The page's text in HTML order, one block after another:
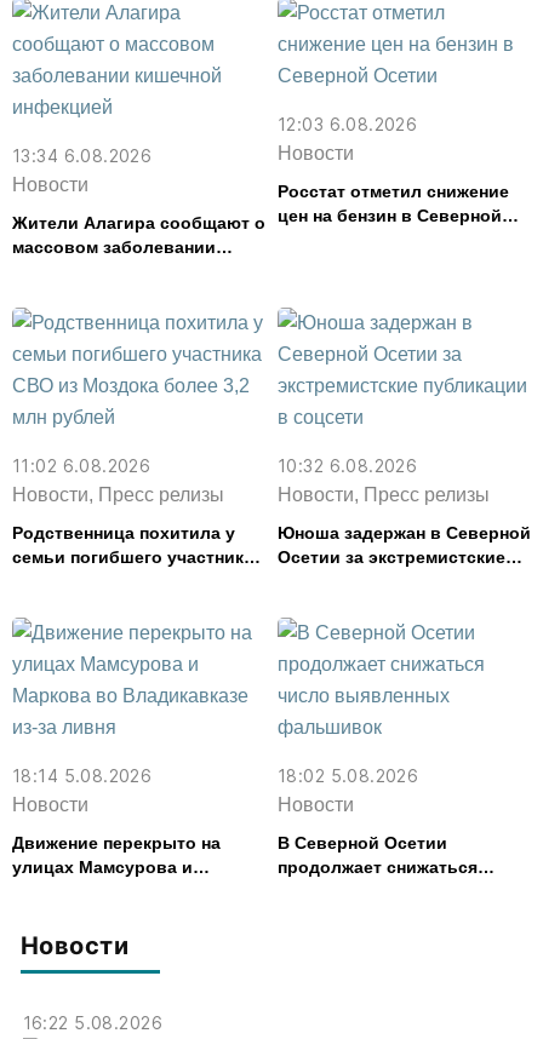
Новости
16:22 5.08.2026
13:34 6.08.2026
Новости
Жители Алагира сообщают о
массовом заболевании
12:03 6.08.2026
Новости
Росстат отметил снижение
цен на бензин в Северной
11:02 6.08.2026
Новости, Пресс релизы
Родственница похитила у
семьи погибшего участника
10:32 6.08.2026
Новости, Пресс релизы
Юноша задержан в Северной
Осетии за экстремистские
18:14 5.08.2026
Новости
Движение перекрыто на
улицах Мамсурова и
18:02 5.08.2026
Новости
В Северной Осетии
продолжает снижаться